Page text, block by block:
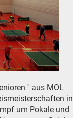
'' aus MOL
in
um Pokale und